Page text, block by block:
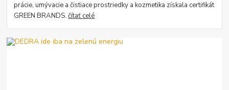
prácie, umývacie a čistiace prostriedky a kozmetika získala certifikát
GREEN BRANDS.čítať celé